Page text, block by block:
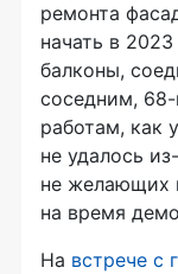
ремонта
начать в
балконы,
соседним,
работам, как
не удалось
не желающих
на время
На встрече с